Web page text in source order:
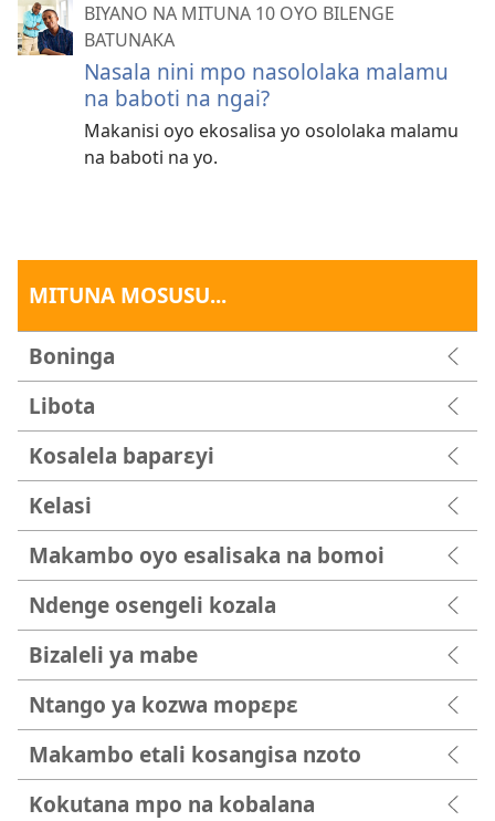
BIYANO NA MITUNA 10 OYO BILENGE
BATUNAKA
Nasala nini mpo nasololaka malamu
na baboti na ngai?
Makanisi oyo ekosalisa yo osololaka malamu
na baboti na yo.
MITUNA MOSUSU...
Boninga
Libota
Kosalela baparɛyi
Kelasi
Makambo oyo esalisaka na bomoi
Ndenge osengeli kozala
Bizaleli ya mabe
Ntango ya kozwa mopɛpɛ
Makambo etali kosangisa nzoto
Kokutana mpo na kobalana